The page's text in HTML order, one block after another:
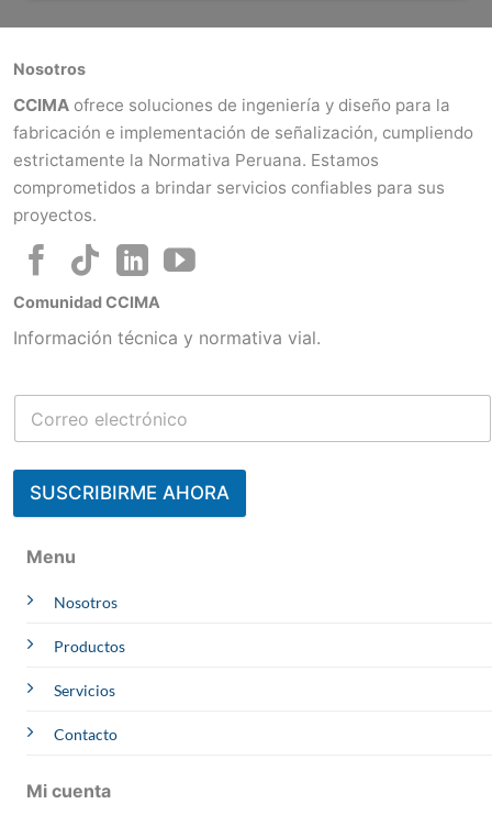
Nosotros
CCIMA ofrece soluciones de ingeniería y diseño para la
fabricación e implementación de señalización, cumpliendo
estrictamente la Normativa Peruana. Estamos
comprometidos a brindar servicios confiables para sus
proyectos.
Menu
Nosotros
Productos
Servicios
Contacto
Mi cuenta
Comunidad CCIMA
Información técnica y normativa vial.
SUSCRIBIRME AHORA